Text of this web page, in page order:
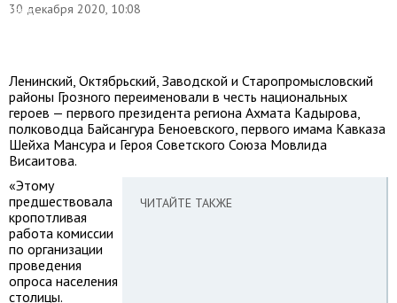
30 декабря 2020, 10:08
Елена
Ленинский, Октябрьский, Заводской и Старопромысловский
районы Грозного переименовали в честь национальных
героев — первого президента региона Ахмата Кадырова,
полководца Байсангура Беноевского, первого имама Кавказа
Шейха Мансура и Героя Советского Союза Мовлида
Висаитова.
ЧИТАЙТЕ ТАКЖЕ
«Этому
предшествовала
кропотливая
работа комиссии
по организации
проведения
опроса населения
столицы.